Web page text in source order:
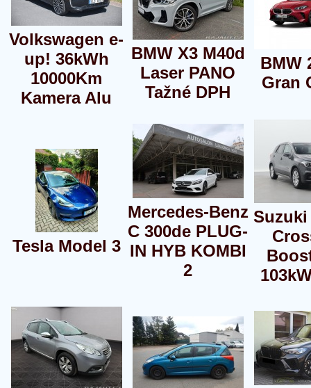
Volkswagen e-
up! 36kWh
10000Km
Kamera Alu
BMW X3 M40d
Laser PANO
Tažné DPH
BMW
Gran
Tesla Model 3
Mercedes-Benz
C 300de PLUG-
IN HYB KOMBI
2
Suzuki